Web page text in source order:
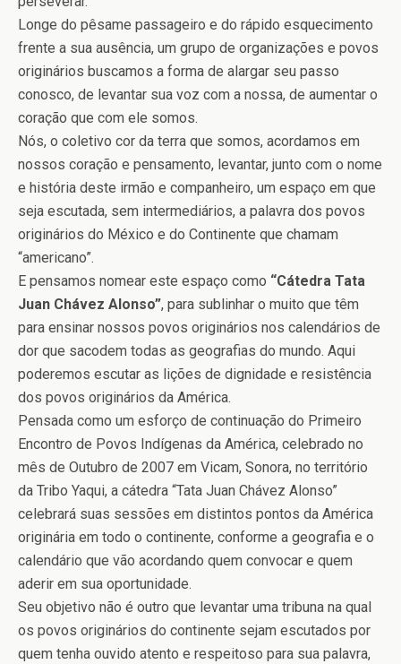
Longe do pêsame passageiro e do rápido esquecimento
frente a sua ausência, um grupo de organizações e povos
originários buscamos a forma de alargar seu passo
conosco, de levantar sua voz com a nossa, de aumentar o
coração que com ele somos.
Nós, o coletivo cor da terra que somos, acordamos em
nossos coração e pensamento, levantar, junto com o nome
e história deste irmão e companheiro, um espaço em que
seja escutada, sem intermediários, a palavra dos povos
originários do México e do Continente que chamam
“americano”.
E pensamos nomear este espaço como “Cátedra Tata
Juan Chávez Alonso”, para sublinhar o muito que têm
para ensinar nossos povos originários nos calendários de
dor que sacodem todas as geografias do mundo. Aqui
poderemos escutar as lições de dignidade e resistência
dos povos originários da América.
Pensada como um esforço de continuação do Primeiro
Encontro de Povos Indígenas da América, celebrado no
mês de Outubro de 2007 em Vicam, Sonora, no território
da Tribo Yaqui, a cátedra “Tata Juan Chávez Alonso”
celebrará suas sessões em distintos pontos da América
originária em todo o continente, conforme a geografia e o
calendário que vão acordando quem convocar e quem
aderir em sua oportunidade.
Seu objetivo não é outro que levantar uma tribuna na qual
os povos originários do continente sejam escutados por
quem tenha ouvido atento e respeitoso para sua palavra,